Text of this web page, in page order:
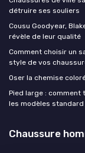
détruire ses souliers
Cousu Goodyear,
révèle de leur qualité
Comment choisir un
style de vos
Oser la chemise
Pied large : comment
les modèles standard
Chaussure